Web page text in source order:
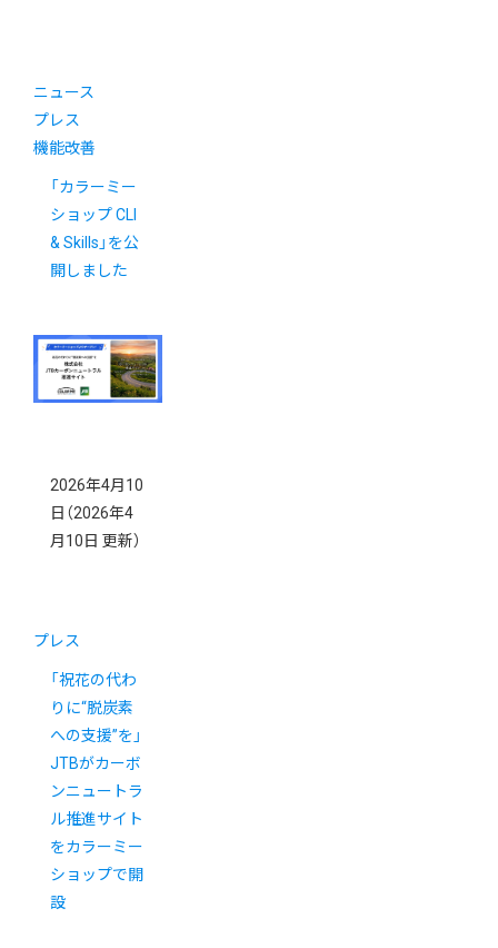
ニュース
プレス
機能改善
「カラーミー
ショップ CLI
& Skills」を公
開しました
2026年4月10
日 （2026年4
月10日 更新）
プレス
「祝花の代わ
りに“脱炭素
への支援”を」
JTBがカーボ
ンニュートラ
ル推進サイト
をカラーミー
ショップで開
設